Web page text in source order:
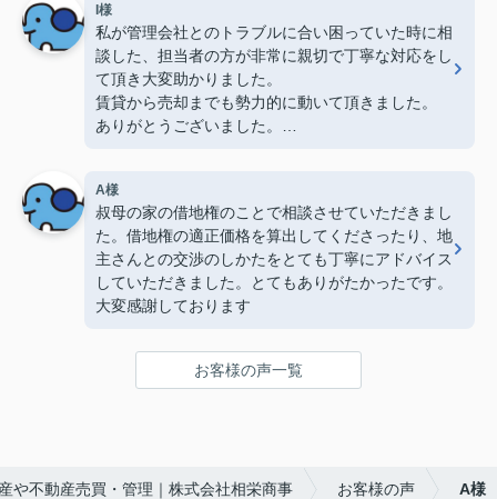
I様
私が管理会社とのトラブルに合い困っていた時に相
談した、担当者の方が非常に親切で丁寧な対応をし
て頂き大変助かりました。
賃貸から売却までも勢力的に動いて頂きました。
ありがとうございました。
A様
叔母の家の借地権のことで相談させていただきまし
た。借地権の適正価格を算出してくださったり、地
主さんとの交渉のしかたをとても丁寧にアドバイス
していただきました。とてもありがたかったです。
大変感謝しております
お客様の声一覧
や不動産売買・管理｜株式会社相栄商事 お客様の声 A様